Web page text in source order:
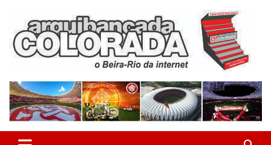
content
Arquibancada Colorada